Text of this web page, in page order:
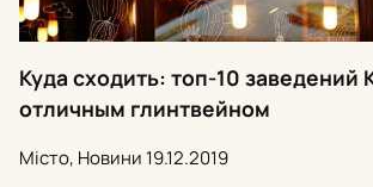
Куда сходить: топ-10 заведений
отличным глинтвейном
Місто, Новини 19.12.2019